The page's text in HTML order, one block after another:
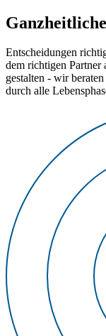
Entscheidungen
dem richtigen Partner
gestalten - wir
durch alle